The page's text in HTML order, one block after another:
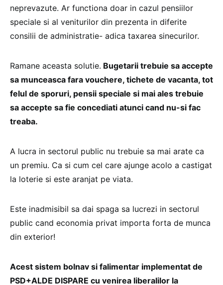
neprevazute. Ar functiona doar in cazul pensiilor
speciale si al veniturilor din prezenta in diferite
consilii de administratie- adica taxarea sinecurilor.
Ramane aceasta solutie. Bugetarii trebuie sa accepte
sa munceasca fara vouchere, tichete de vacanta, tot
felul de sporuri, pensii speciale si mai ales trebuie
sa accepte sa fie concediati atunci cand nu-si fac
treaba.
A lucra in sectorul public nu trebuie sa mai arate ca
un premiu. Ca si cum cel care ajunge acolo a castigat
la loterie si este aranjat pe viata.
Este inadmisibil sa dai spaga sa lucrezi in sectorul
public cand economia privat importa forta de munca
din exterior!
Acest sistem bolnav si falimentar implementat de
PSD+ALDE DISPARE cu venirea liberalilor la